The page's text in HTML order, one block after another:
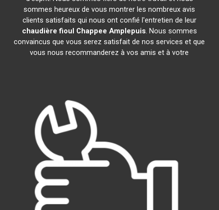
sommes heureux de vous montrer les nombreux avis
clients satisfaits qui nous ont confié l'entretien de leur
chaudière fioul Chappee Amplepuis. Nous sommes
convaincus que vous serez satisfait de nos services et que
vous nous recommanderez à vos amis et à votre